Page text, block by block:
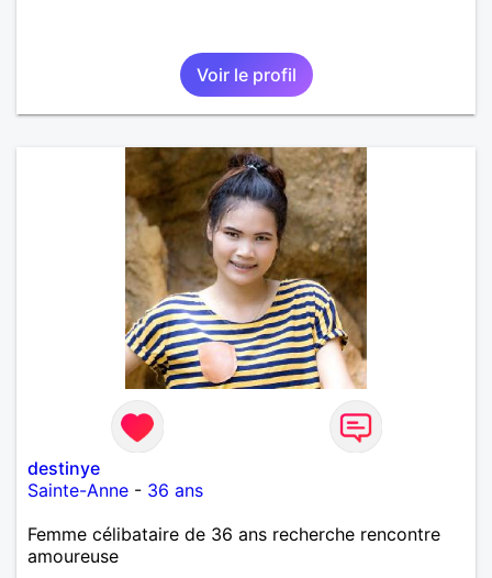
Voir le profil
destinye
Sainte-Anne - 36 ans
Femme célibataire de 36 ans recherche rencontre
amoureuse